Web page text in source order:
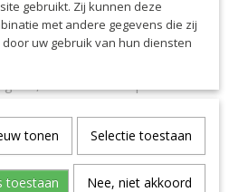
componenten):
de gel.
bij verdamping en stabiliteit.
spieren en weefsel.
voor gelconsistentie.
– pH-regelaar en emulgator.
gebruikt. Zij kunnen deze
met andere gegevens die zij
uw gebruik van hun diensten
tonen Selectie toestaan
toestaan Nee, niet akkoord